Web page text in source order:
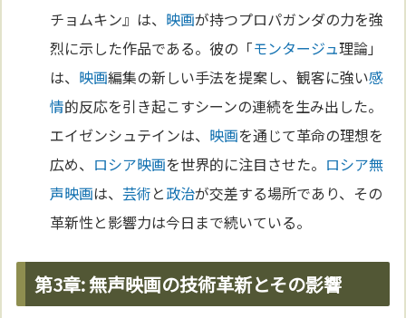
チョムキン』は、 映画が持つプロパガンダの力を強
烈に示した作品である。彼の「モンタージュ理論」
は、 映画編集の新しい手法を提案し、観客に強い感
情的反応を引き起こすシーンの連続を生み出した。
エイゼンシュテインは、 映画を通じて革命の理想を
広め、 ロシア映画を世界的に注目させた。 ロシア無
声映画は、芸術と政治が交差する場所であり、その
革新性と影響力は今日まで続いている。
第3章: 無声映画の技術革新とその影響